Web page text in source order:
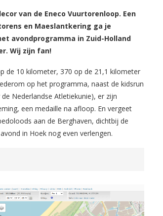
van de Eneco Vuurtorenloop. Een
en Maeslantkering ga je
avondprogramma in Zuid-Holland
Wij zijn fan!
de 10 kilometer, 370 op de 21,1 kilometer
op het programma, naast de kidsrun
Nederlandse Atletiekunie), er zijn
een medaille na afloop. En vergeet
aan de Berghaven, dichtbij de
in Hoek nog even verlengen.